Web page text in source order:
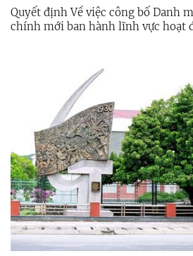
Quyết định Về việc công bố Danh
chính mới ban hành lĩnh vực hoạt